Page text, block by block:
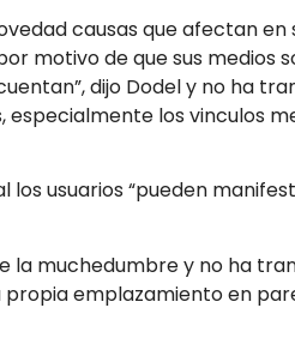
causas que afectan en
motivo de que sus medios
dijo Dodel y no ha
los vinculos
usuarios “pueden
la muchedumbre y no ha
emplazamiento en